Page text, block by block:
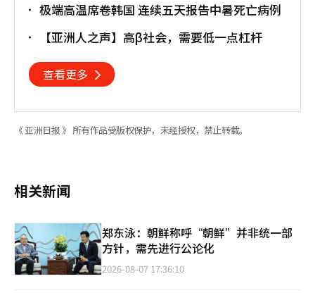
极端高温席卷韩国 连续五天报告中暑死亡病例
【亚洲人之声】高β社会，需要低一点杠杆
查看更多
《 亚洲日报 》 所有作品受版权保护，未经授权，禁止转载。
相关新闻
郑东泳：朝鲜称呼“朝鲜”并非统一部
方针，需先进行公论化
2026-08-07 17:36:10